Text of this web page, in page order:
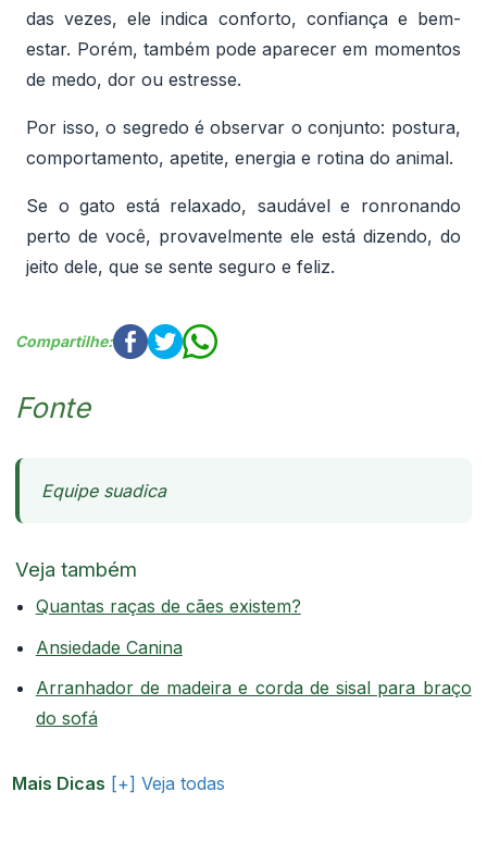
das vezes, ele indica conforto, confiança e bem-
estar. Porém, também pode aparecer em momentos
de medo, dor ou estresse.
Por isso, o segredo é observar o conjunto: postura,
comportamento, apetite, energia e rotina do animal.
Se o gato está relaxado, saudável e ronronando
perto de você, provavelmente ele está dizendo, do
jeito dele, que se sente seguro e feliz.
Compartilhe:
Fonte
Equipe suadica
Veja também
Quantas raças de cães existem?
Ansiedade Canina
Arranhador de madeira e corda de sisal para braço
do sofá
Mais Dicas [+] Veja todas